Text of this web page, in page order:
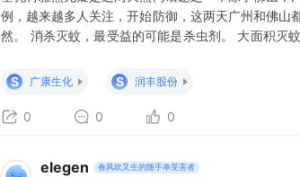
例，越来越多人关注，开始防御，这两天广州和佛
然。 消杀灭蚊，最受益的可能是杀虫剂。 大面积灭
安全性要求合理选用。 拟除虫菊酯类药物如氯氰菊
破坏蚊虫神经系统使其麻痹死亡
S 广康生化 S 润丰股份
0 0 0
elegen 春风吹又生的随手单受害者